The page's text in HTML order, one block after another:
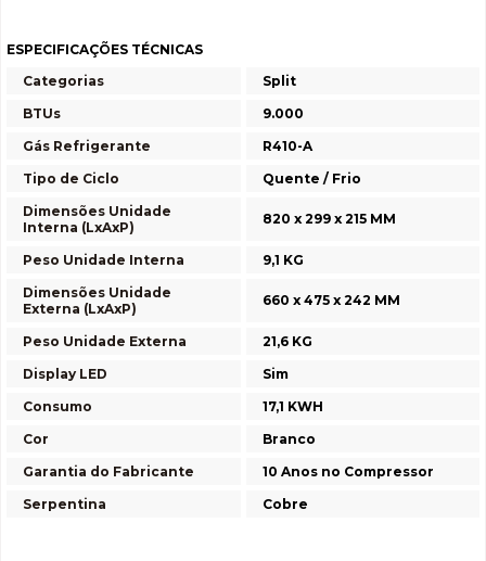
ESPECIFICAÇÕES TÉCNICAS
Categorias
Split
BTUs
9.000
Gás Refrigerante
R410-A
Tipo de Ciclo
Quente / Frio
Dimensões Unidade
Interna (LxAxP)
820 x 299 x 215 MM
Peso Unidade Interna
9,1 KG
Dimensões Unidade
Externa (LxAxP)
660 x 475 x 242 MM
Peso Unidade Externa
21,6 KG
Display LED
Sim
Consumo
17,1 KWH
Cor
Branco
Garantia do Fabricante
10 Anos no Compressor
Serpentina
Cobre